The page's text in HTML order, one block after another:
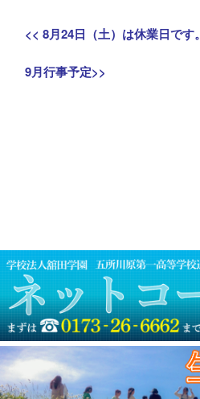
投
稿
ョ
ン
<< Previous
8月24日（土）は休業日です。
Next
9月行事予定>>